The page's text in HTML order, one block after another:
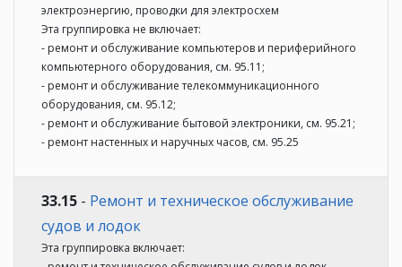
электроэнергию, проводки для электросхем
Эта группировка не включает:
- ремонт и обслуживание компьютеров и периферийного
компьютерного оборудования, см. 95.11;
- ремонт и обслуживание телекоммуникационного
оборудования, см. 95.12;
- ремонт и обслуживание бытовой электроники, см. 95.21;
- ремонт настенных и наручных часов, см. 95.25
33.15 - Ремонт и техническое обслуживание
судов и лодок
Эта группировка включает: